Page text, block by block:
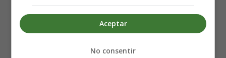
y biberones que van a contener la leche materna para
evitar la aparición de bacterias.
Cuando decidas congelar la leche materna, no dudes
sufra los caprichos de la temperatura si se abre la
Aceptar
No consentir